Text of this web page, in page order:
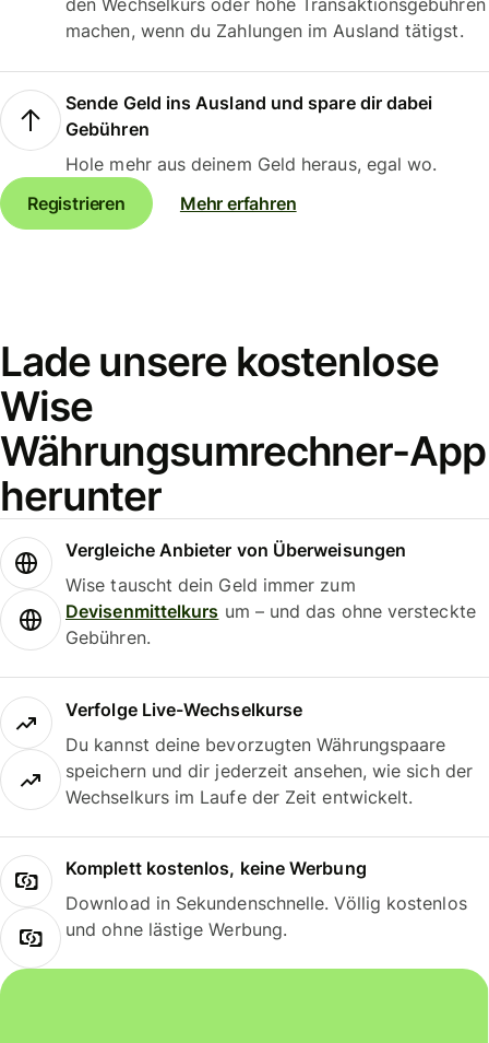
den Wechselkurs oder hohe Transaktionsgebühren
machen, wenn du Zahlungen im Ausland tätigst.
Sende Geld ins Ausland und spare dir dabei
Gebühren
Hole mehr aus deinem Geld heraus, egal wo.
Registrieren
Mehr erfahren
Lade unsere kostenlose
Wise
Währungsumrechner-App
herunter
Vergleiche Anbieter von Überweisungen
Wise tauscht dein Geld immer zum
Devisenmittelkurs um – und das ohne versteckte
Gebühren.
Verfolge Live-Wechselkurse
Du kannst deine bevorzugten Währungspaare
speichern und dir jederzeit ansehen, wie sich der
Wechselkurs im Laufe der Zeit entwickelt.
Komplett kostenlos, keine Werbung
Download in Sekundenschnelle. Völlig kostenlos
und ohne lästige Werbung.